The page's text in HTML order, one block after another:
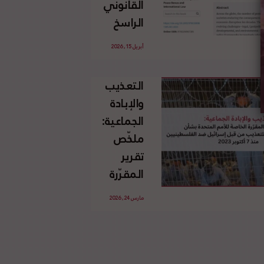
الإسرائيلي
غير
القانوني
الفلسطينية
القانوني
الراسخ
للاجئين
وحقهم
في العودة
بموجب
القانون
الدولي
أبريل 15, 2026
التعذيب
والإبادة
الجماعية:
ملخّص
تقرير
المقرّرة
الخاصة
مارس 24, 2026